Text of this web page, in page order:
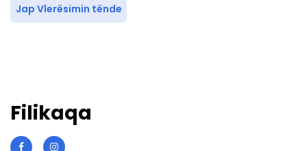
Jap Vlerësimin tënde
Filikaqa